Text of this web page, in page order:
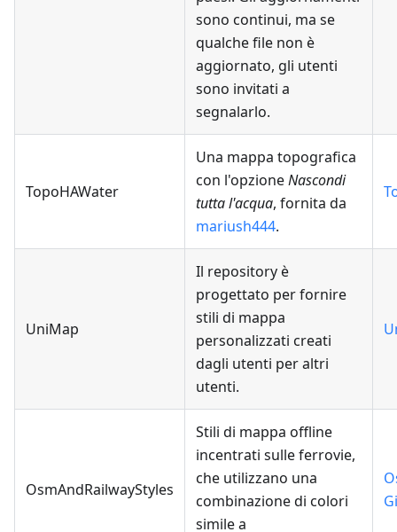
sono continui, ma se
qualche file non è
aggiornato, gli utenti
sono invitati a
segnalarlo.
TopoHAWater
Una mappa topografica
con l'opzioneNascondi
tutta l'acqua, fornita da
mariush444.
UniMap
Il repository è
progettato per fornire
stili di mappa
personalizzati creati
dagli utenti per altri
utenti.
OsmAndRailwayStyles
Stili di mappa offline
incentrati sulle ferrovie,
che utilizzano una
combinazione di colori
simile a